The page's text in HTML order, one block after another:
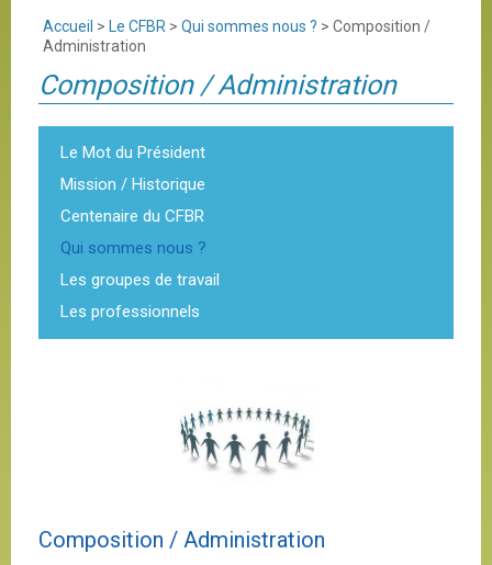
Accueil > Le CFBR > Qui sommes nous ? > Composition /
Administration
Composition / Administration
Le Mot du Président
Mission / Historique
Centenaire du CFBR
Qui sommes nous ?
Les groupes de travail
Les professionnels
Composition / Administration